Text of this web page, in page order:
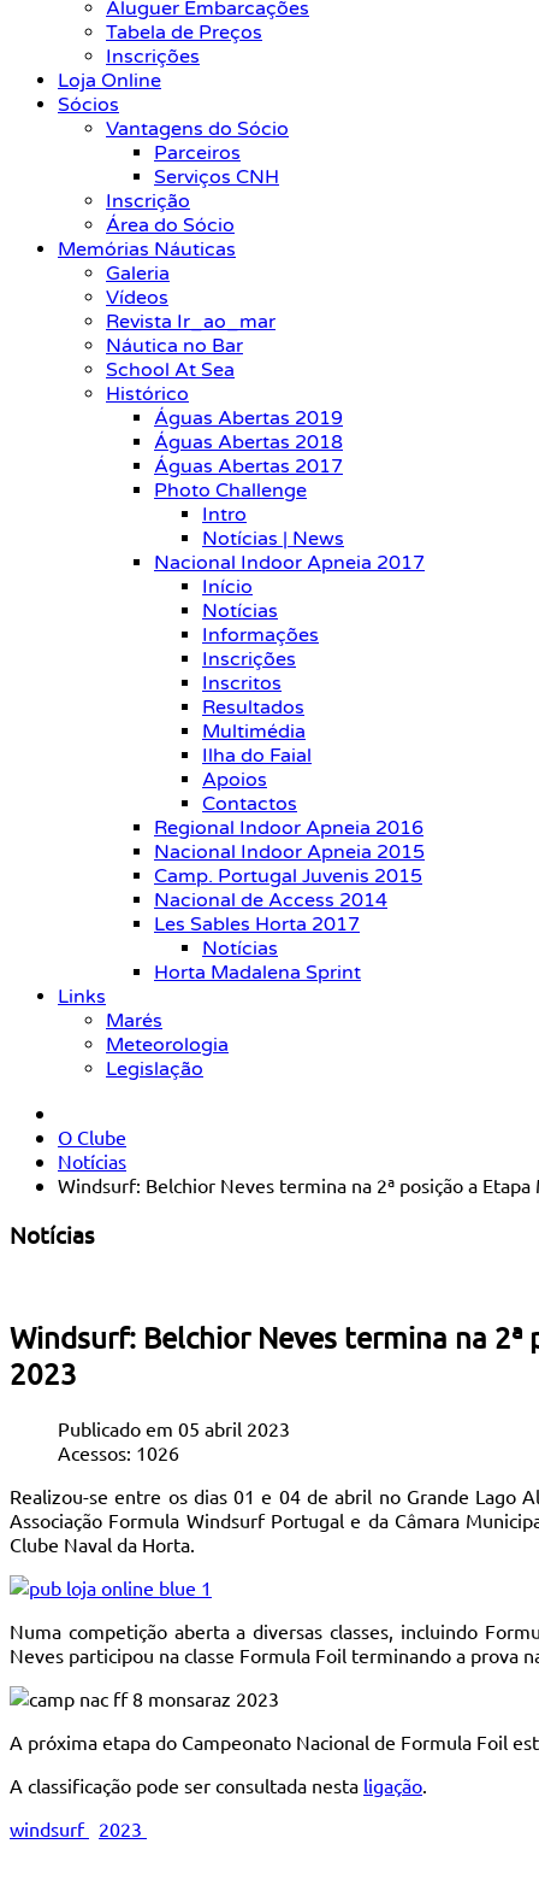
Aluguer Embarcações
Tabela de Preços
Inscrições
Loja Online
Sócios
Vantagens do Sócio
Parceiros
Serviços CNH
Inscrição
Área do Sócio
Memórias Náuticas
Galeria
Vídeos
Revista Ir_ao_mar
Náutica no Bar
School At Sea
Histórico
Águas Abertas 2019
Águas Abertas 2018
Águas Abertas 2017
Photo Challenge
Intro
Notícias | News
Nacional Indoor Apneia 2017
Início
Notícias
Informações
Inscrições
Inscritos
Resultados
Multimédia
Ilha do Faial
Apoios
Contactos
Regional Indoor Apneia 2016
Nacional Indoor Apneia 2015
Camp. Portugal Juvenis 2015
Nacional de Access 2014
Les Sables Horta 2017
Notícias
Horta Madalena Sprint
Links
Marés
Meteorologia
Legislação
O Clube
Notícias
Windsurf: Belchior Neves termina na 2ª posição a
Notícias
Windsurf: Belchior Neves termina na 2ª
2023
Publicado em 05 abril 2023
Acessos: 1026
Realizou-se entre os dias 01 e 04 de abril no Grande Lago
Associação Formula Windsurf Portugal e da Câmara
Clube Naval da Horta.
Numa competição aberta a diversas classes, incluindo
Neves participou na classe Formula Foil terminando a prova
A próxima etapa do Campeonato Nacional de Formula Foil
A classificação pode ser consultada nesta ligação.
windsurf 2023